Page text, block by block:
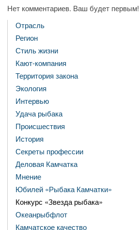
Нет комментариев. Ваш будет первым!
Отрасль
Регион
Стиль жизни
Кают-компания
Территория закона
Экология
Интервью
Удача рыбака
Происшествия
История
Секреты профессии
Деловая Камчатка
Мнение
Юбилей «Рыбака Камчатки»
Конкурс «Звезда рыбака»
Океанрыбфлот
Камчатское качество